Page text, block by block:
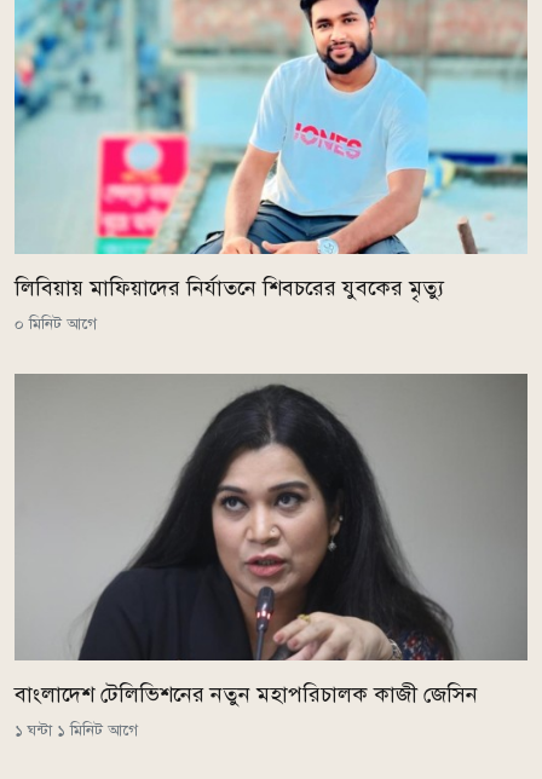
লিবিয়ায় মাফিয়াদের নির্যাতনে শিবচরের যুবকের মৃত্যু
০ মিনিট আগে
বাংলাদেশ টেলিভিশনের নতুন মহাপরিচালক কাজী জেসিন
১ ঘন্টা ১ মিনিট আগে